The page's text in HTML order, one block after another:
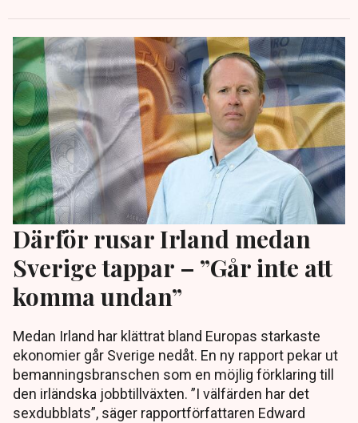
Därför rusar Irland medan
Sverige tappar – ”Går inte att
komma undan”
Medan Irland har klättrat bland Europas starkaste
ekonomier går Sverige nedåt. En ny rapport pekar ut
bemanningsbranschen som en möjlig förklaring till
den irländska jobbtillväxten. ”I välfärden har det
sexdubblats”, säger rapportförfattaren Edward